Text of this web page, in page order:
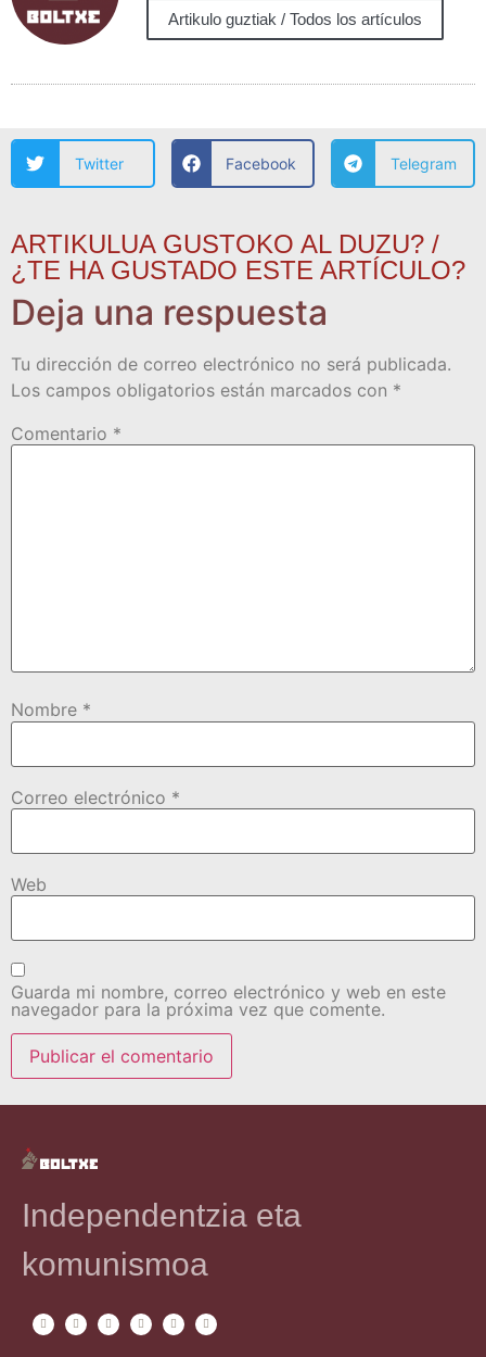
Artikulo guztiak / Todos los artículos
Twitter Facebook Telegram
ARTIKULUA GUSTOKO AL DUZU? /
¿TE HA GUSTADO ESTE ARTÍCULO?
Deja una respuesta
Tu dirección de correo electrónico no será publicada.
Los campos obligatorios están marcados con *
Comentario *
Nombre *
Correo electrónico *
Web
Guarda mi nombre, correo electrónico y web en este
navegador para la próxima vez que comente.
Independentzia eta
komunismoa